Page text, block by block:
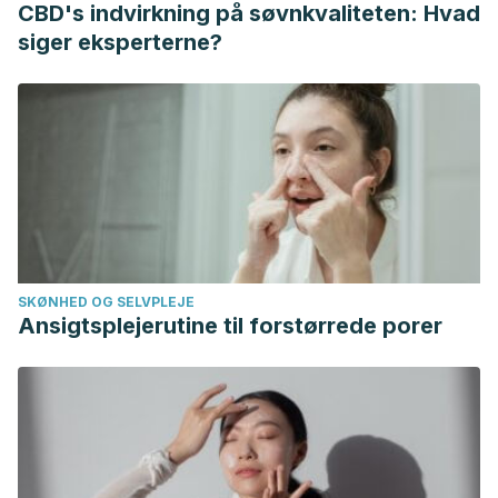
Casanueva, C. Ortega. “Alergia a la picadura de
insectos.”PediatríaIntegral
(2018): 138.
López, José Guadalupe Huerta, Álvaro Pedroza
Meléndez, and Enrique López Valentín. “Urticaria crónica
en niños. Revisión sistemática.”Alergia, Asma e
29.1 (2020): 16-30.
de Miguel, Cristina Salas. “Urticaria, anafilaxia e
intoxicación en pediatría.” (2018).
de Durana, María Dolores Alonso Díaz.
pólenes de ciprés y olivo: fenotipos clínicos y perfil de
reconocimiento de alérgenos en pacientes con doble
. Diss. Universidad de Alcalá, 2017.
Ferreira, Margarida Silva Vicente.Alergia de contacto a
perfumes: 5 anos de experiência de consulta
. MS thesis.
CBD's indvirkning på søvnkvaliteten: Hvad
siger eksperterne?
SKØNHED OG SELVPLEJE
Ansigtsplejerutine til forstørrede porer